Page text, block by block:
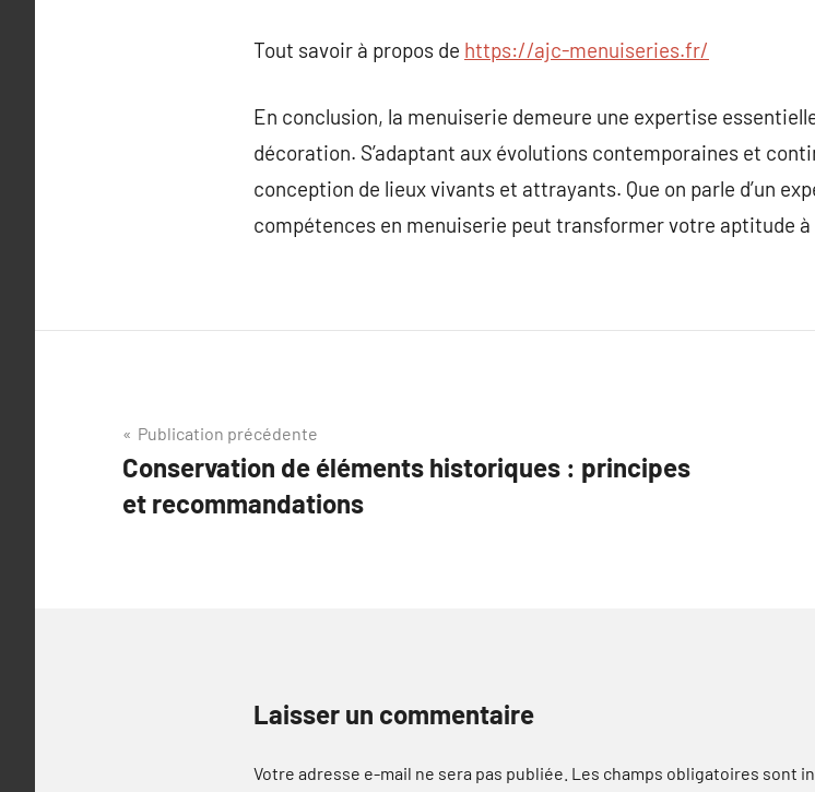
Tout savoir à propos de https://ajc-menuiseries.fr/
En conclusion, la menuiserie demeure une expertise
décoration. S’adaptant aux évolutions contemporaines et
conception de lieux vivants et attrayants. Que on parle d’un
compétences en menuiserie peut transformer votre aptitude à
Navigation
de
l’article
Publication précédente
Conservation de éléments historiques : principes
et recommandations
Laisser un commentaire
Votre adresse e-mail ne sera pas publiée. Les champs obligatoires sont